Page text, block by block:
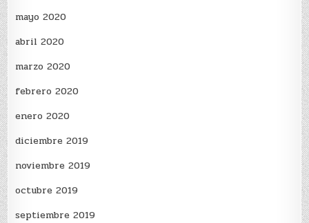
mayo 2020
abril 2020
marzo 2020
febrero 2020
enero 2020
diciembre 2019
noviembre 2019
octubre 2019
septiembre 2019